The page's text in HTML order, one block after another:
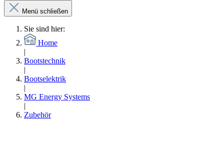
Menü schließen
Sie sind hier:
Home
|
Bootstechnik
|
Bootselektrik
|
MG Energy Systems
|
Zubehör